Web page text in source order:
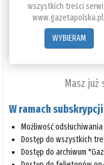
wszystkich treści
www.gazetapolska.pl.
WYBIERAM
Masz już
W ramach
Możliwość
Dostęp do wszystkich
Dostęp do archiwum